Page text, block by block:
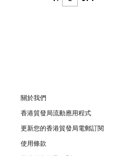
關於我們
香港貿發局流動應用程式
更新您的香港貿發局電郵訂閱
使用條款